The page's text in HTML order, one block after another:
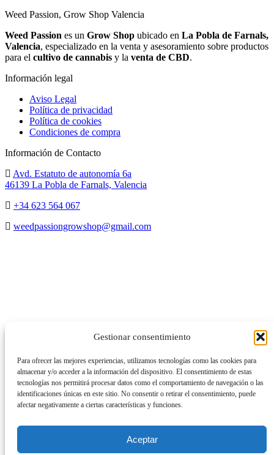
Gestionar consentimiento
Para ofrecer las mejores experiencias, utilizamos tecnologías como las cookies para
almacenar y/o acceder a la información del dispositivo. El consentimiento de estas
tecnologías nos permitirá procesar datos como el comportamiento de navegación o las
identificaciones únicas en este sitio. No consentir o retirar el consentimiento, puede
afectar negativamente a ciertas características y funciones.
Aceptar
Weed Passion, Grow Shop Valencia
Weed Passion es un Grow Shop ubicado en La Pobla de Farnals,
Valencia, especializado en la venta y asesoramiento sobre productos
para el cultivo de cannabis y la venta de CBD.
Información legal
Aviso Legal
Política de privacidad
Política de cookies
Condiciones de compra
Información de Contacto
Avd. Estatuto de autonomía 6a
46139 La Pobla de Farnals, Valencia
+34 623 564 067
weedpassiongrowshop@gmail.com